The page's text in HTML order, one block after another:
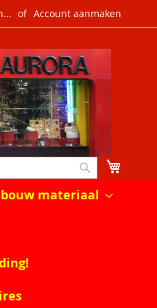
Account aanmaken
materiaal